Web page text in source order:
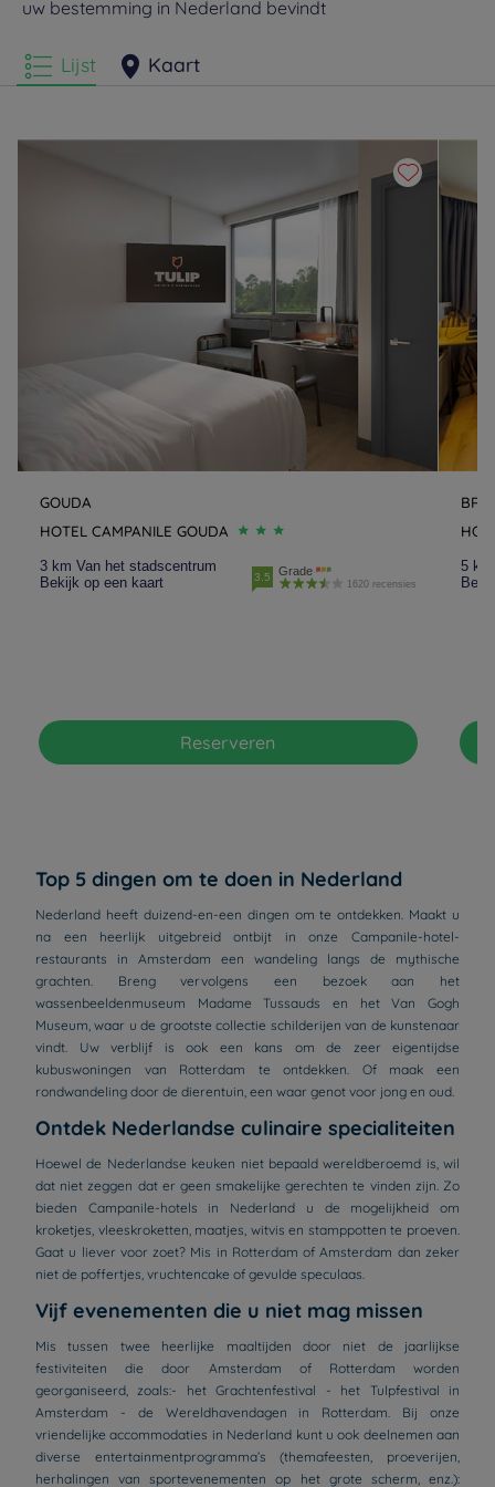
Hotels s-Hertogenbosch
uw bestemming in Nederland bevindt
Lijst Kaart
GOUDA
HOTEL CAMPANILE GOUDA
3 km Van het stadscentrum
Bekijk op een kaart
3.5 Grade
1620 recensies
Reserveren
5
Top 5 dingen om te doen in Nederland
Nederland heeft duizend-en-een dingen om te ontdekken. Maakt u
na een heerlijk uitgebreid ontbijt in onze Campanile-hotel-
restaurants in Amsterdam een wandeling langs de mythische
grachten. Breng vervolgens een bezoek aan het
wassenbeeldenmuseum Madame Tussauds en het Van Gogh
Museum, waar u de grootste collectie schilderijen van de kunstenaar
vindt. Uw verblijf is ook een kans om de zeer eigentijdse
kubuswoningen van Rotterdam te ontdekken. Of maak een
rondwandeling door de dierentuin, een waar genot voor jong en oud.
Ontdek Nederlandse culinaire specialiteiten
Hoewel de Nederlandse keuken niet bepaald wereldberoemd is, wil
dat niet zeggen dat er geen smakelijke gerechten te vinden zijn. Zo
bieden Campanile-hotels in Nederland u de mogelijkheid om
kroketjes, vleeskroketten, maatjes, witvis en stamppotten te proeven.
Gaat u liever voor zoet? Mis in Rotterdam of Amsterdam dan zeker
niet de poffertjes, vruchtencake of gevulde speculaas.
Vijf evenementen die u niet mag missen
Mis tussen twee heerlijke maaltijden door niet de jaarlijkse
festiviteiten die door Amsterdam of Rotterdam worden
georganiseerd, zoals:- het Grachtenfestival - het Tulpfestival in
Amsterdam - de Wereldhavendagen in Rotterdam. Bij onze
vriendelijke accommodaties in Nederland kunt u ook deelnemen aan
diverse entertainmentprogramma’s (themafeesten, proeverijen,
herhalingen van sportevenementen op het grote scherm, enz.):